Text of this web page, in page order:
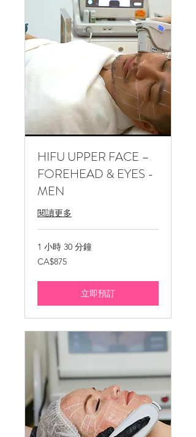
HIFU ​UPPER FACE –
FOREHEAD & EYES -
MEN
閱讀更多
1 小時 30 分鐘
875
加
大
CA$875
立即預訂